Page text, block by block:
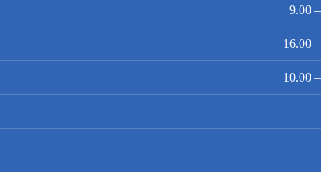
9.00 –
16.00 –
10.00 –